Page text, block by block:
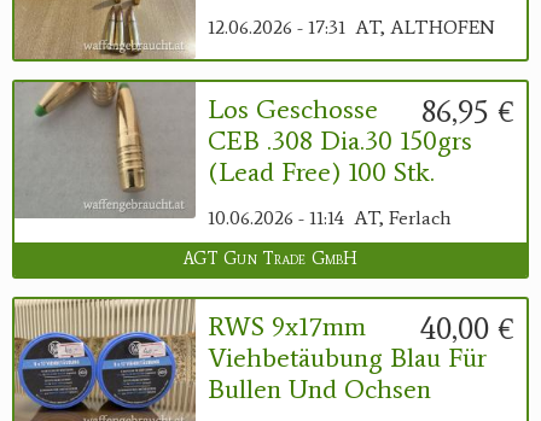
12.06.2026 - 17:31 AT, ALTHOFEN
86,95 €
Los Geschosse
CEB .308 Dia.30 150grs
(Lead Free) 100 Stk.
10.06.2026 - 11:14 AT, Ferlach
AGT Gun Trade GmbH
40,00 €
RWS 9x17mm
Viehbetäubung Blau Für
Bullen Und Ochsen